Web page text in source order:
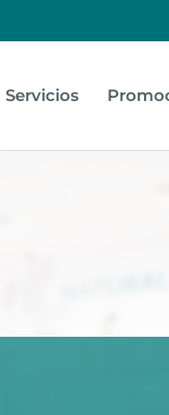
Servicios